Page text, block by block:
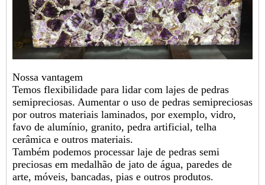
Nossa vantagem
Temos flexibilidade para lidar com lajes de pedras
semipreciosas. Aumentar o uso de pedras semipreciosas
por outros materiais laminados, por exemplo, vidro,
favo de alumínio, granito, pedra artificial, telha
cerâmica e outros materiais.
Também podemos processar laje de pedras semi
preciosas em medalhão de jato de água, paredes de
arte, móveis, bancadas, pias e outros produtos.